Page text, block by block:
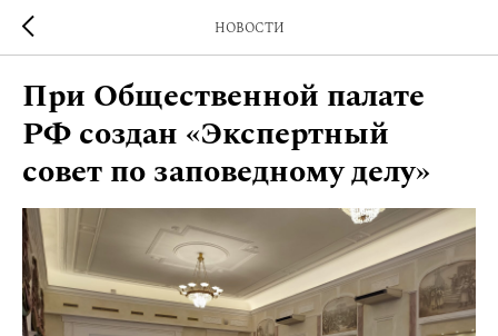
НОВОСТИ
При Общественной палате
РФ создан «Экспертный
совет по заповедному делу»